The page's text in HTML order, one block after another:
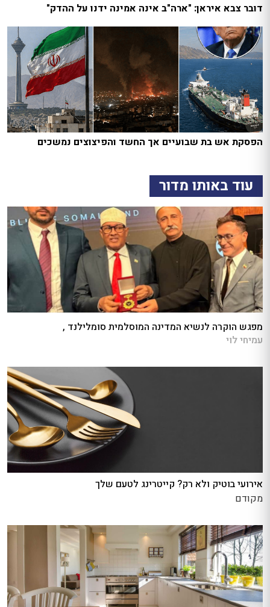
דובר צבא איראן: "ארה"ב אינה אמינה ידנו על ההדק"
הפסקת אש בת שבועיים אך החשד והפיצוצים נמשכים
עוד באותו מדור
מפגש הוקרה לנשיא המדינה המוסלמית סומלילנד ,
עמיחי לוי
אירועי בוטיק ולא רק? קייטרינג לטעם שלך
מקודם